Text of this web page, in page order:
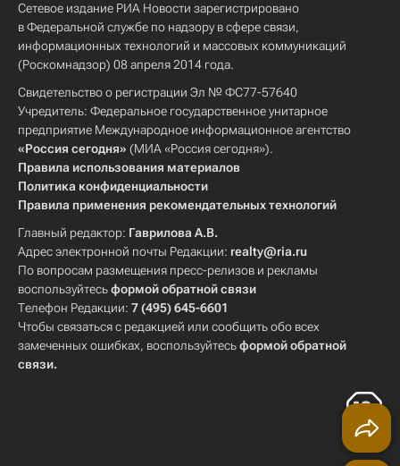
Сетевое издание РИА Новости зарегистрировано
в Федеральной службе по надзору в сфере связи,
информационных технологий и массовых коммуникаций
(Роскомнадзор) 08 апреля 2014 года.
Свидетельство о регистрации Эл № ФС77-57640
Учредитель: Федеральное государственное унитарное
предприятие Международное информационное агентство
«Россия сегодня» (МИА «Россия сегодня»).
Правила использования материалов
Политика конфиденциальности
Правила применения рекомендательных технологий
Главный редактор: Гаврилова А.В.
Адрес электронной почты Редакции: realty@ria.ru
По вопросам размещения пресс-релизов и рекламы
воспользуйтесьформой обратной связи
Телефон Редакции: 7 (495) 645-6601
Чтобы связаться с редакцией или сообщить обо всех
замеченных ошибках, воспользуйтесьформой обратной
связи.